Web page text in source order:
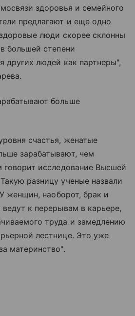
здоровья и семейного
предлагают и еще одно
люди скорее склонны
большей степени
других людей как партнеры",
больше
счастья, женатые
зарабатывают, чем
говорит исследование Высшей
разницу ученые назвали
женщин, наоборот, брак и
к перерывам в карьере,
труда и замедлению
лестнице. Это уже
материнство".